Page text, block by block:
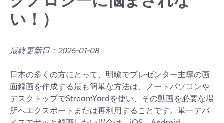
い！）
最終更新日：2026-01-08
日本の多くの方にとって、明瞭でプレゼンター主導の画
面録画を作成する最も簡単な方法は、ノートパソコンや
デスクトップでStreamYardを使い、その動画を必要な場
所へエクスポートまたは再利用することです。単一デバ